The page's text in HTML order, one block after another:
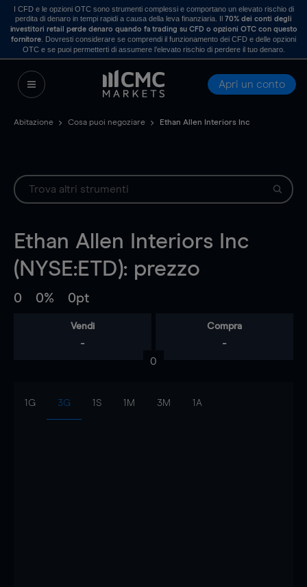
I CFD e le opzioni OTC sono strumenti complessi e comportano un elevato rischio di
perdita di denaro in tempi rapidi a causa della leva finanziaria. Il70% dei conti degli
investitori retail perde denaro quando fa trading su CFD o opzioni OTC con questo
fornitore . Dovresti considerare se comprendi il funzionamento dei CFD e delle opzioni
OTC e se puoi permetterti di assumere l’elevato rischio di perdere il tuo denaro.
Apri un conto
Abitazione Cosa puoi negoziare Ethan Allen Interiors Inc
Ethan Allen Interiors Inc
(NYSE:ETD): prezzo
0 0% 0pt
Vendi
-
Compra
-
0
1G 3G 1S 1M 3M 1A